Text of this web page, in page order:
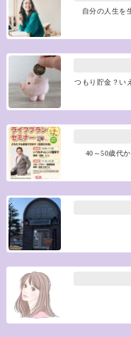
自分の人生を
つもり貯金？い
40～50歳代